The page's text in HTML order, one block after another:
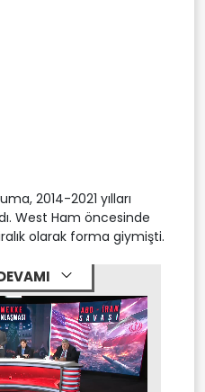
2014-2021 yılları
West Ham öncesinde
olarak forma giymişti.